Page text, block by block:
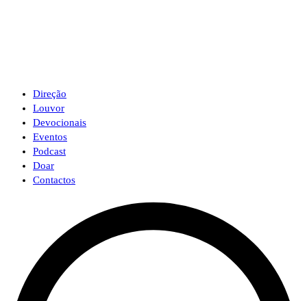
Direção
Louvor
Devocionais
Eventos
Podcast
Doar
Contactos